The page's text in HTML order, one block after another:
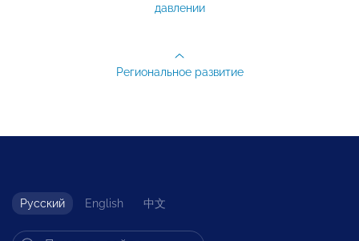
давлении
Региональное развитие
Русский English 中文